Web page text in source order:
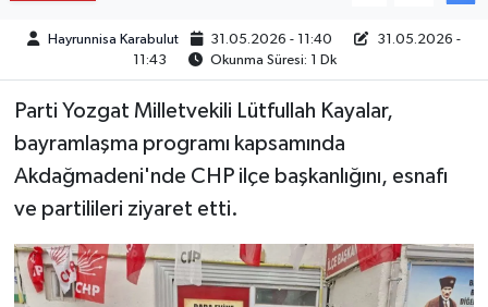
Hayrunnisa Karabulut 31.05.2026 - 11:40
31.05.2026 -
11:43
Okunma Süresi: 1 Dk
Parti Yozgat Milletvekili Lütfullah Kayalar,
bayramlaşma programı kapsamında
Akdağmadeni'nde CHP ilçe başkanlığını, esnafı
ve partilileri ziyaret etti.